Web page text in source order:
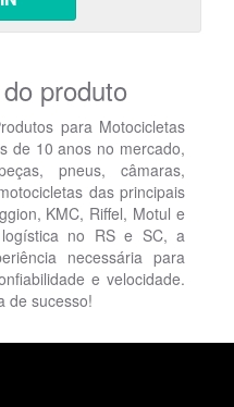
produto
para Motocicletas
de 10 anos no mercado,
pneus, câmaras,
das principais
KMC, Riffel, Motul e
no RS e SC, a
necessária para
e velocidade.
de sucesso!